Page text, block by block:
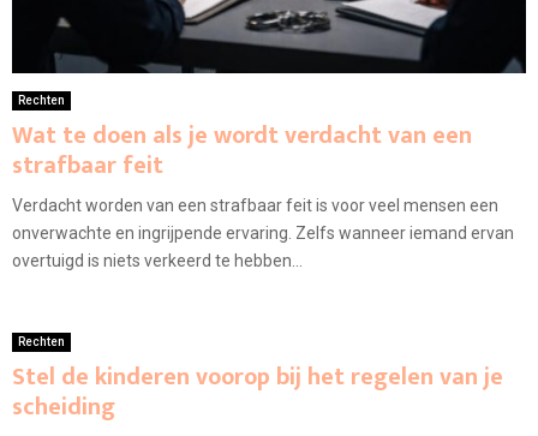
Rechten
Wat te doen als je wordt verdacht van een
strafbaar feit
Verdacht worden van een strafbaar feit is voor veel mensen een
onverwachte en ingrijpende ervaring. Zelfs wanneer iemand ervan
overtuigd is niets verkeerd te hebben...
Rechten
Stel de kinderen voorop bij het regelen van je
scheiding